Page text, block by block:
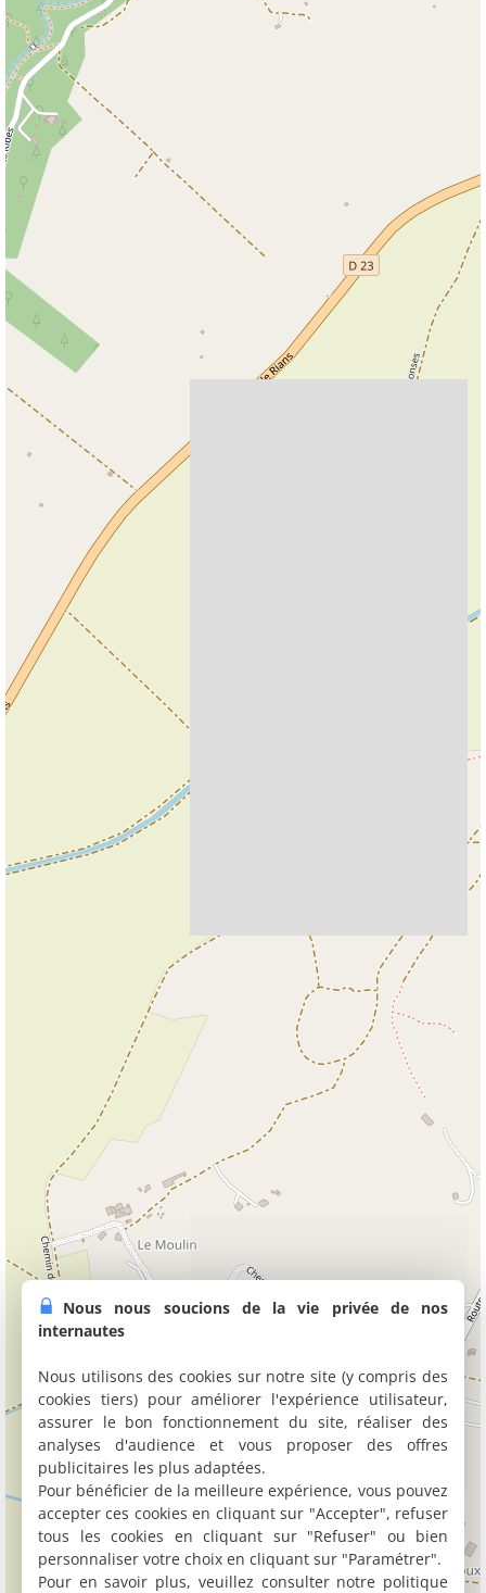
Nous nous soucions de la vie privée de nos
internautes
Nous utilisons des cookies sur notre site (y compris des
cookies tiers) pour améliorer l'expérience utilisateur,
assurer le bon fonctionnement du site, réaliser des
analyses d'audience et vous proposer des offres
publicitaires les plus adaptées.
Pour bénéficier de la meilleure expérience, vous pouvez
accepter ces cookies en cliquant sur "Accepter", refuser
tous les cookies en cliquant sur "Refuser" ou bien
personnaliser votre choix en cliquant sur "Paramétrer".
Pour en savoir plus, veuillez consulter notre politique